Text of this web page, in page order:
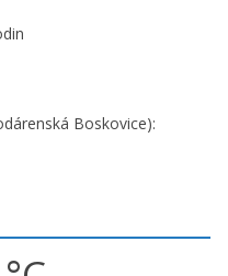
Boskovice):